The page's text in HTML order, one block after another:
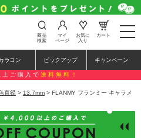
t
o
e
n
a
a
商品
検索
マイ
ページ
お気に
入り
カート
ラコン ピックアップ キャンペーン
ご購入で 送料無料！
直径 > 13.7mm > FLANMY フランミー キャラメ